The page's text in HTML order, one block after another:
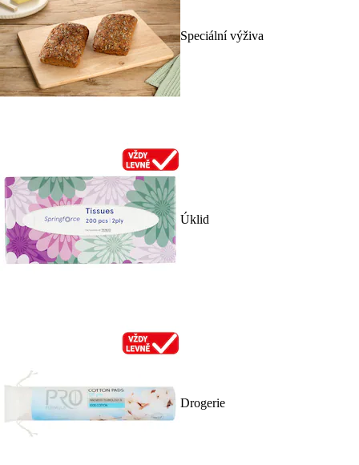
Speciální výživa
Úklid
Drogerie